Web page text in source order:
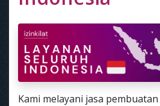
Kami melayani jasa